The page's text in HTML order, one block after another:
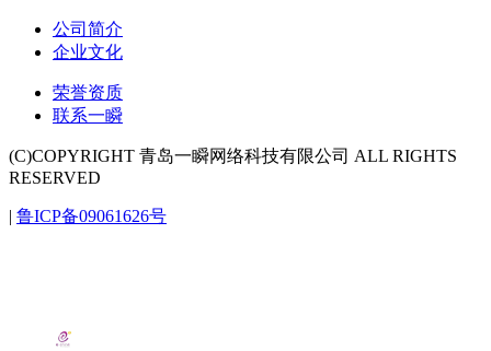
公司简介
企业文化
荣誉资质
联系一瞬
(C)COPYRIGHT 青岛一瞬网络科技有限公司 ALL RIGHTS
RESERVED
| 鲁ICP备09061626号